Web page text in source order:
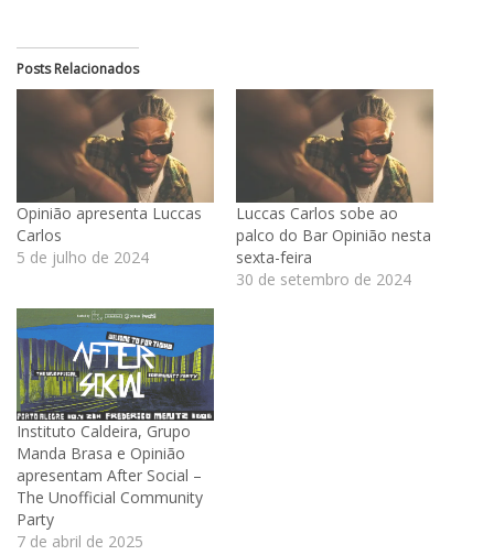
Posts Relacionados
Opinião apresenta Luccas
Carlos
5 de julho de 2024
Luccas Carlos sobe ao
palco do Bar Opinião nesta
sexta-feira
30 de setembro de 2024
Instituto Caldeira, Grupo
Manda Brasa e Opinião
apresentam After Social –
The Unofficial Community
Party
7 de abril de 2025